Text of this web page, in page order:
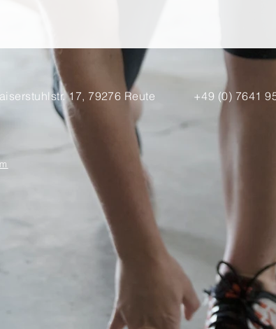
17, 79276 Reute +49 (0) 7641